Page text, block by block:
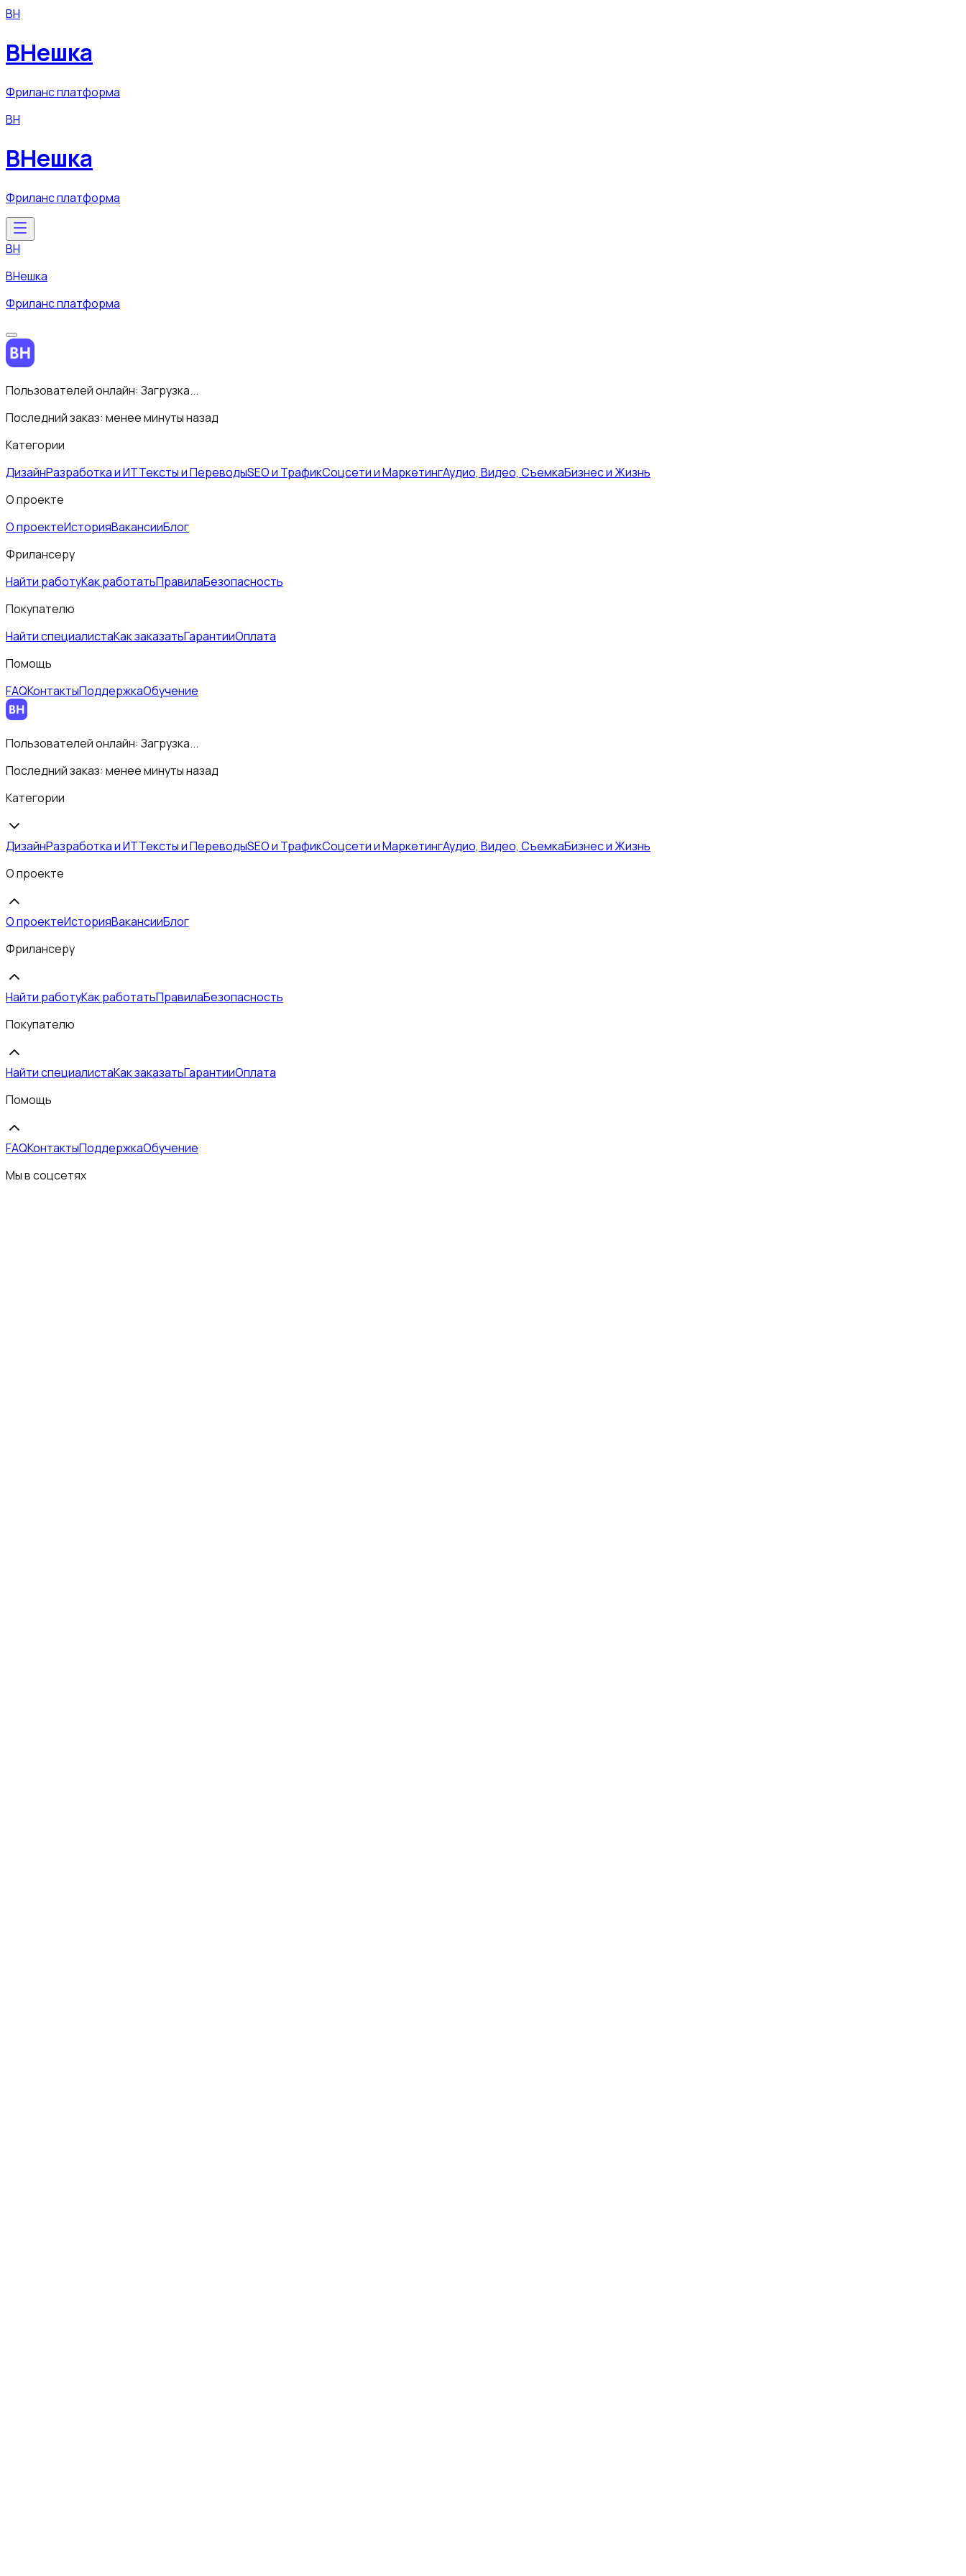
ВН
ВНешка
Фриланс платформа
ВН
ВНешка
Фриланс платформа
ВН
ВНешка
Фриланс платформа
Пользователей онлайн: Загрузка...
Последний заказ: менее минуты назад
Категории
ДизайнРазработка и ИТТексты и ПереводыSEO и ТрафикСоцсети и МаркетингАудио, Видео, СъемкаБизнес и Жизнь
О проекте
О проектеИсторияВакансииБлог
Фрилансеру
Найти работуКак работатьПравилаБезопасность
Покупателю
Найти специалистаКак заказатьГарантииОплата
Помощь
FAQКонтактыПоддержкаОбучение
Пользователей онлайн: Загрузка...
Последний заказ: менее минуты назад
Категории
ДизайнРазработка и ИТТексты и ПереводыSEO и ТрафикСоцсети и МаркетингАудио, Видео, СъемкаБизнес и Жизнь
О проекте
О проектеИсторияВакансииБлог
Фрилансеру
Найти работуКак работатьПравилаБезопасность
Покупателю
Найти специалистаКак заказатьГарантииОплата
Помощь
FAQКонтактыПоддержкаОбучение
Мы в соцсетях